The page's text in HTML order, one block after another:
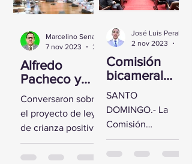
Samaná, a fin de...
Alfredo
Pacheco y
comisión de
diputados
reciben a la
Primera
Dama
Conversaron sobre
el proyecto de ley
de crianza positiva
SANTO
DOMINGO.- El
Marcelino Sena
7 nov 2023
Comisión
bicameral
inicia hoy el
estudio del
Presupuesto
General del
Estado 2024
SANTO
DOMINGO.- La
Comisión
Bicameral Especial
iniciará hoy los
José Luis Peralta
2 nov 2023